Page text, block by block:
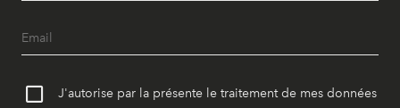
J'autorise par la présente le traitement de mes données